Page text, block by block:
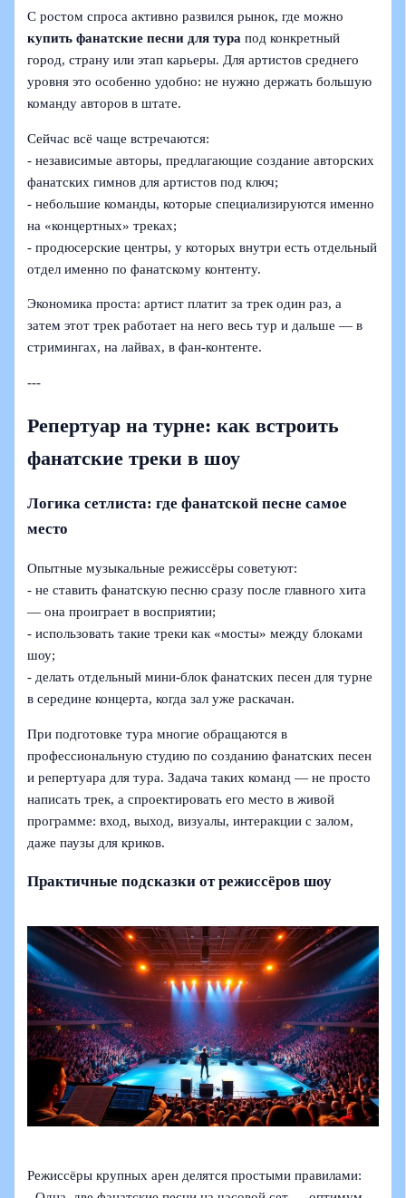
С ростом спроса активно развился рынок, где можно
купить фанатские песни для тура под конкретный
город, страну или этап карьеры. Для артистов среднего
уровня это особенно удобно: не нужно держать большую
команду авторов в штате.
Сейчас всё чаще встречаются:
- независимые авторы, предлагающие создание авторских
фанатских гимнов для артистов под ключ;
- небольшие команды, которые специализируются именно
на «концертных» треках;
- продюсерские центры, у которых внутри есть отдельный
отдел именно по фанатскому контенту.
Экономика проста: артист платит за трек один раз, а
затем этот трек работает на него весь тур и дальше — в
стримингах, на лайвах, в фан‑контенте.
---
Репертуар на турне: как встроить
фанатские треки в шоу
Логика сетлиста: где фанатской песне самое
место
Опытные музыкальные режиссёры советуют:
- не ставить фанатскую песню сразу после главного хита
— она проиграет в восприятии;
- использовать такие треки как «мосты» между блоками
шоу;
- делать отдельный мини‑блок фанатских песен для турне
в середине концерта, когда зал уже раскачан.
При подготовке тура многие обращаются в
профессиональную студию по созданию фанатских песен
и репертуара для тура. Задача таких команд — не просто
написать трек, а спроектировать его место в живой
программе: вход, выход, визуалы, интеракции с залом,
даже паузы для криков.
Практичные подсказки от режиссёров шоу
Режиссёры крупных арен делятся простыми правилами: